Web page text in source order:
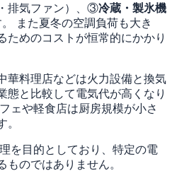
排気ファン）、③冷蔵・製氷機
また夏冬の空調負荷も大き
ためのコストが恒常的にかかり
華料理店などは火力設備と換気
態と比較して電気代が高くなり
ェや軽食店は厨房規模が小さ
。
を目的としており、特定の電
ものではありません。